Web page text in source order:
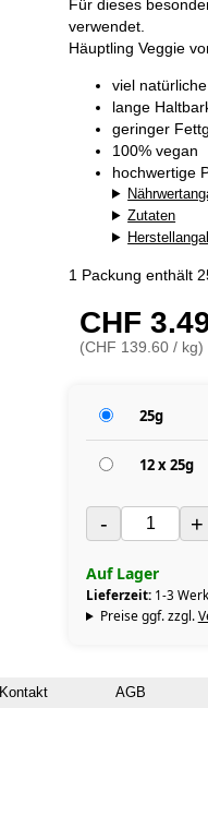
Für dieses
verwendet.
Häuptling Veggie
viel
lange
geringer
100% vegan
hochwertige
Zutaten
1 Packung enthält
CHF
(CHF 139.60 / kg)
25g
12 x 25g
- +
Auf Lager
Lieferzeit: 1-3
Preise ggf. zzgl.
Kontakt AGB